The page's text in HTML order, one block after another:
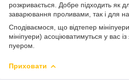
розкривається. Добре підходить як
заварювання проливами, так і для
Сподіваємося, що відтепер
мініпуери) асоціюватимуться у вас
пуером.
Приховати